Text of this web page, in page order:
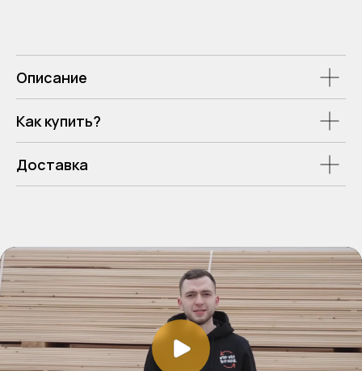
Описание
Как купить?
Доставка
Отзывы наших
покупателей